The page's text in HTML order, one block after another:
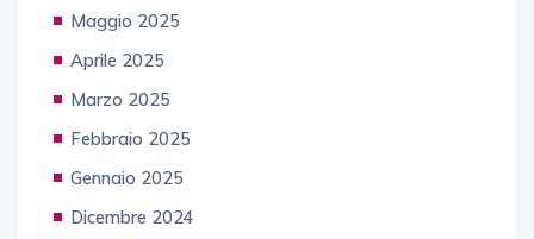
Maggio 2025
Aprile 2025
Marzo 2025
Febbraio 2025
Gennaio 2025
Dicembre 2024